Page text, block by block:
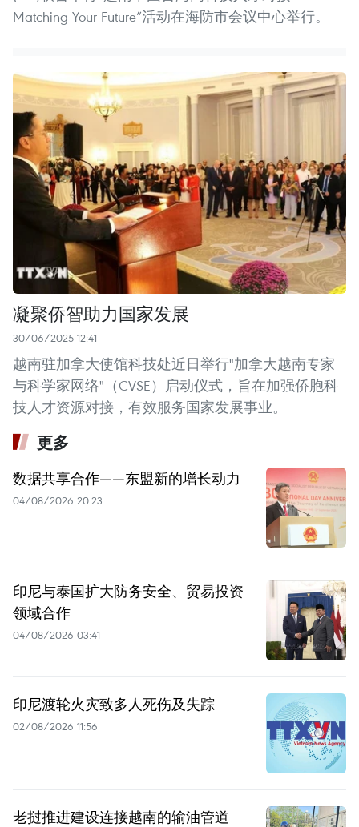
Matching Your Future”活动在海防市会议中心举行。
凝聚侨智助力国家发展
30/06/2025 12:41
越南驻加拿大使馆科技处近日举行"加拿大越南专家
与科学家网络"（CVSE）启动仪式，旨在加强侨胞科
技人才资源对接，有效服务国家发展事业。
更多
数据共享合作——东盟新的增长动力
04/08/2026 20:23
印尼与泰国扩大防务安全、贸易投资
领域合作
04/08/2026 03:41
印尼渡轮火灾致多人死伤及失踪
02/08/2026 11:56
老挝推进建设连接越南的输油管道